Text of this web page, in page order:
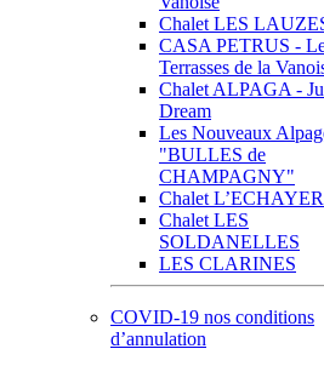
Chalet LES
CASA PETRUS -
Terrasses de la
Chalet ALPAGA -
Dream
Les Nouveaux
"BULLES de
CHAMPAGNY"
Chalet
Chalet LES
SOLDANELLES
LES CLARINES
COVID-19 nos conditions
d’annulation